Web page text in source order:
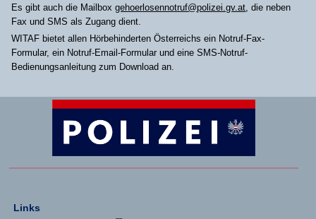
Es gibt auch die Mailboxgehoerlosennotruf@polizei.gv.at , die neben
Fax und SMS als Zugang dient.
WITAF bietet allen Hörbehinderten Österreichs ein Notruf-Fax-
Formular, ein Notruf-Email-Formular und eine SMS-Notruf-
Bedienungsanleitung zum Download an.
Links